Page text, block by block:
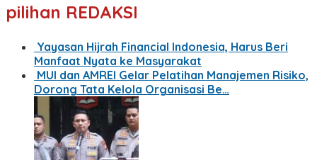
pilihan REDAKSI
Yayasan Hijrah Financial Indonesia, Harus Beri
Manfaat Nyata ke Masyarakat
MUI dan AMREI Gelar Pelatihan Manajemen Risiko,
Dorong Tata Kelola Organisasi Be…